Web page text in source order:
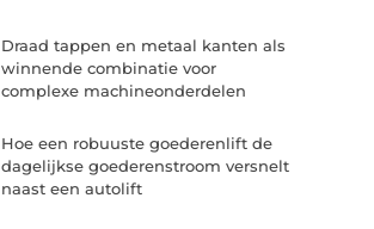
Draad tappen en metaal kanten als
winnende combinatie voor
complexe machineonderdelen
Hoe een robuuste goederenlift de
dagelijkse goederenstroom versnelt
naast een autolift